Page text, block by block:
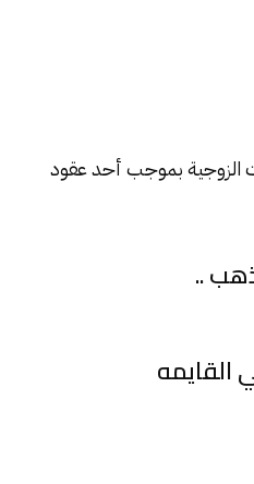
الزوجية بموجب أحد عقود
..
القايمه